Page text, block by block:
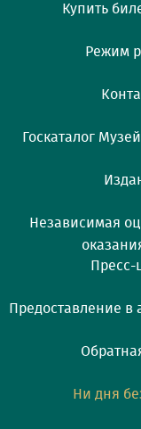
Купить
Режим
Госкаталог
Независимая
Пресс-
Предоставление
Ни дня